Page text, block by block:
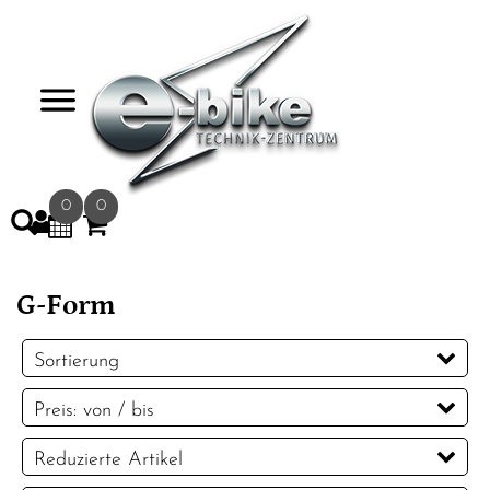
0 0
G-Form
Sortierung
Preis: von / bis
EUR
EUR
Reduzierte Artikel